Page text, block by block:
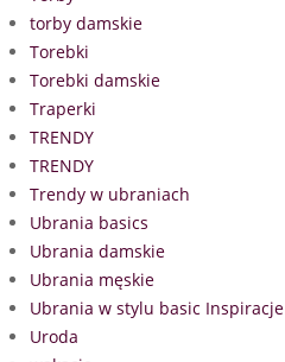
torby damskie
Torebki
Torebki damskie
Traperki
TRENDY
TRENDY
Trendy w ubraniach
Ubrania basics
Ubrania damskie
Ubrania męskie
Ubrania w stylu basic Inspiracje
Uroda